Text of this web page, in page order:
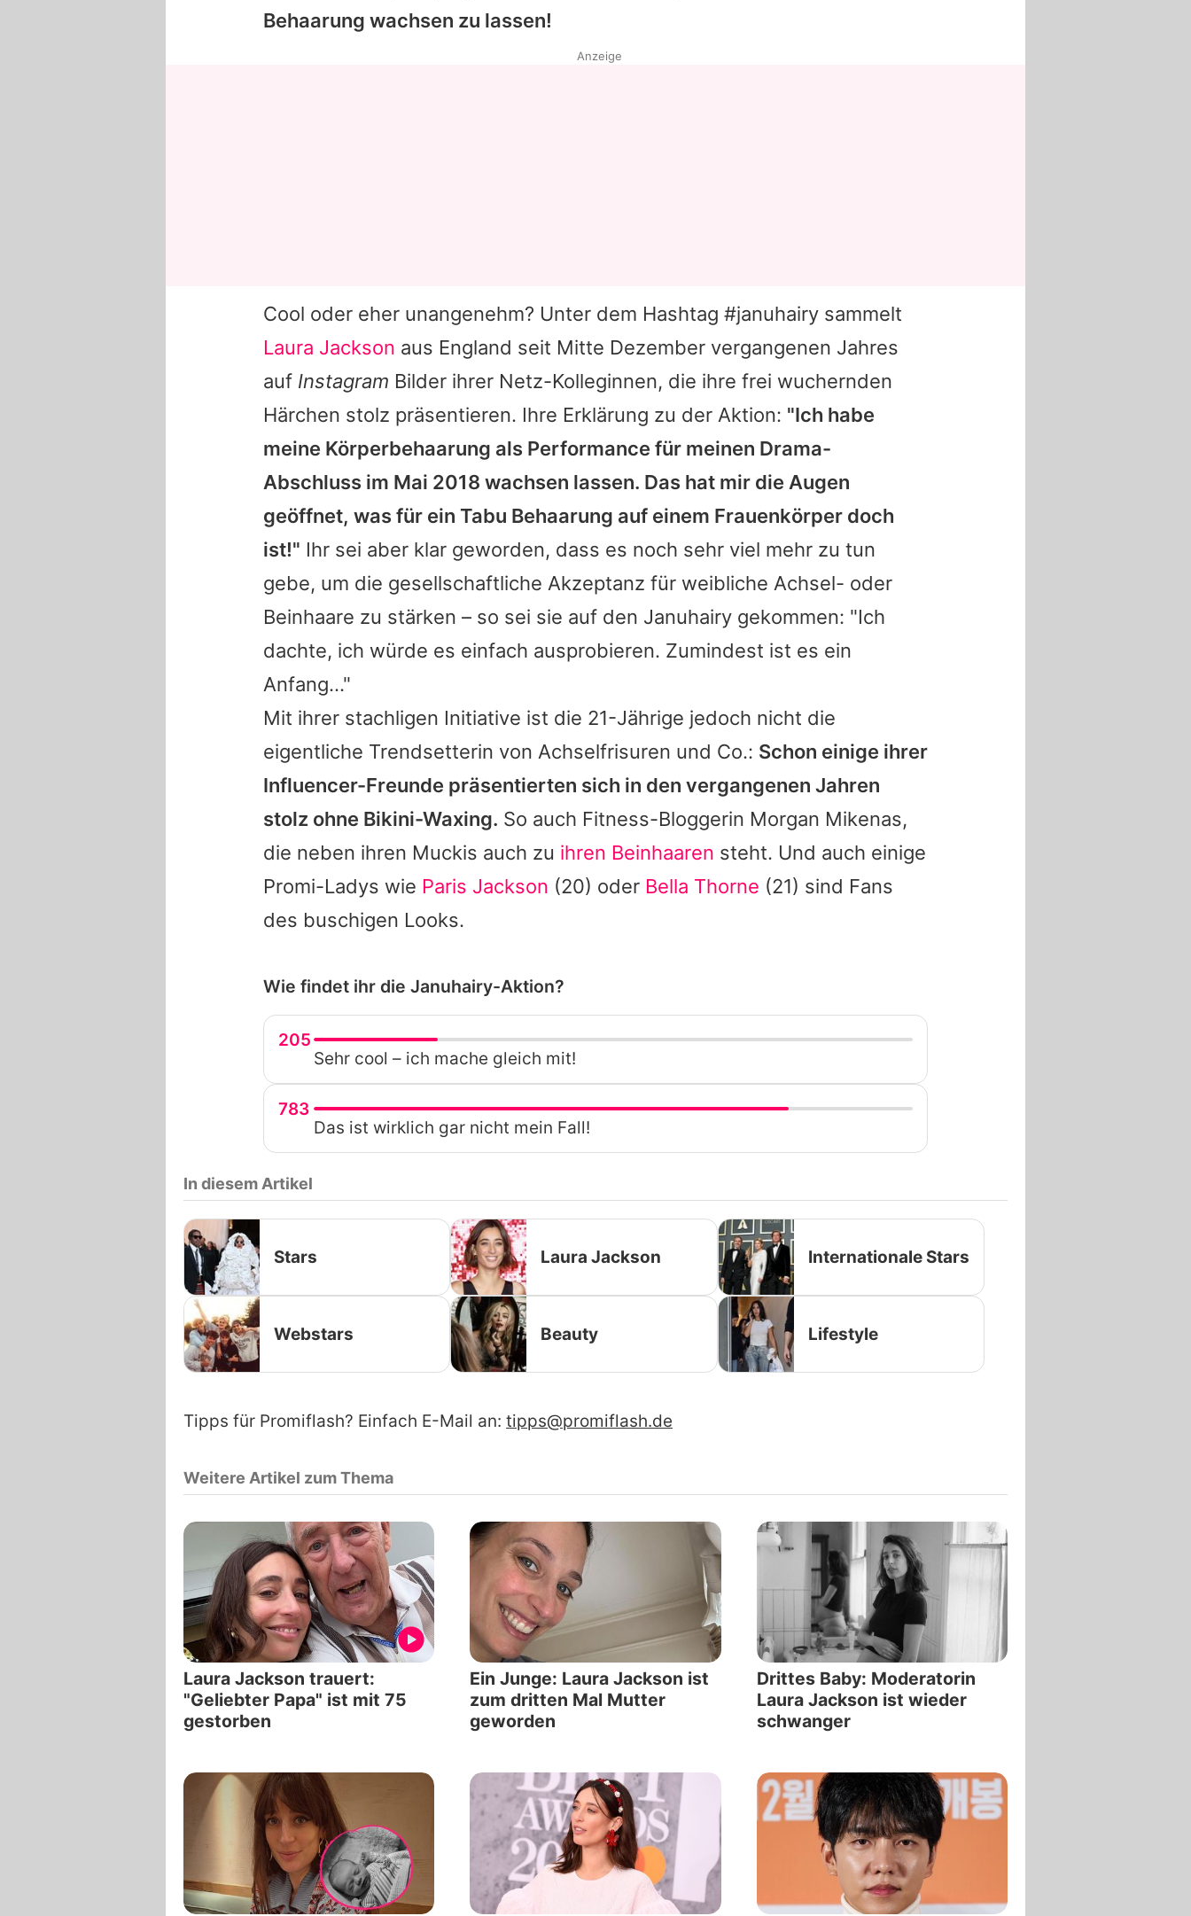
Behaarung wachsen zu lassen!
Cool oder eher unangenehm? Unter dem Hashtag #januhairy sammelt
Laura Jackson aus England seit Mitte Dezember vergangenen Jahres
auf Instagram Bilder ihrer Netz-Kolleginnen, die ihre frei wuchernden
Härchen stolz präsentieren. Ihre Erklärung zu der Aktion: "Ich habe
meine Körperbehaarung als Performance für meinen Drama-
Abschluss im Mai 2018 wachsen lassen. Das hat mir die Augen
geöffnet, was für ein Tabu Behaarung auf einem Frauenkörper doch
ist!" Ihr sei aber klar geworden, dass es noch sehr viel mehr zu tun
gebe, um die gesellschaftliche Akzeptanz für weibliche Achsel- oder
Beinhaare zu stärken – so sei sie auf den Januhairy gekommen: "Ich
dachte, ich würde es einfach ausprobieren. Zumindest ist es ein
Anfang..."
Mit ihrer stachligen Initiative ist die 21-Jährige jedoch nicht die
eigentliche Trendsetterin von Achselfrisuren und Co.: Schon einige ihrer
Influencer-Freunde präsentierten sich in den vergangenen Jahren
stolz ohne Bikini-Waxing. So auch Fitness-Bloggerin Morgan Mikenas,
die neben ihren Muckis auch zu ihren Beinhaaren steht. Und auch einige
Promi-Ladys wie Paris Jackson (20) oder Bella Thorne (21) sind Fans
des buschigen Looks.
Anzeige
Wie findet ihr die Januhairy-Aktion?
205
Sehr cool – ich mache gleich mit!
783
Das ist wirklich gar nicht mein Fall!
In diesem Artikel
Stars Laura Jackson Internationale Stars
Webstars Beauty Lifestyle
Tipps für Promiflash? Einfach E-Mail an: tipps@promiflash.de
Weitere Artikel zum Thema
Laura Jackson trauert:
"Geliebter Papa" ist mit 75
gestorben
Ein Junge: Laura Jackson ist
zum dritten Mal Mutter
geworden
Drittes Baby: Moderatorin
Laura Jackson ist wieder
schwanger